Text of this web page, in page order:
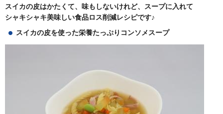
スイカの皮はかたくて、味もしないけれど、スープに入れて
シャキシャキ美味しい食品ロス削減レシピです♪
スイカの皮を使った栄養たっぷりコンソメスープ